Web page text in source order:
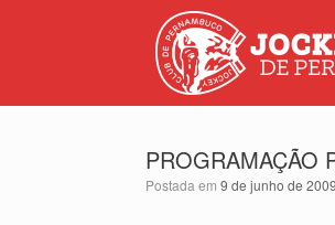
PROGRAMAÇÃO
Postada em 9 de junho de 2009